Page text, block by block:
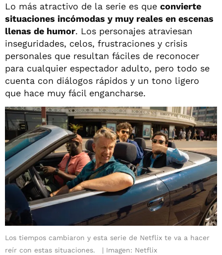
Lo más atractivo de la serie es que convierte
situaciones incómodas y muy reales en escenas
llenas de humor. Los personajes atraviesan
inseguridades, celos, frustraciones y crisis
personales que resultan fáciles de reconocer
para cualquier espectador adulto, pero todo se
cuenta con diálogos rápidos y un tono ligero
que hace muy fácil engancharse.
Los tiempos cambiaron y esta serie de Netflix te va a hacer
reír con estas situaciones.
Imagen: Netflix